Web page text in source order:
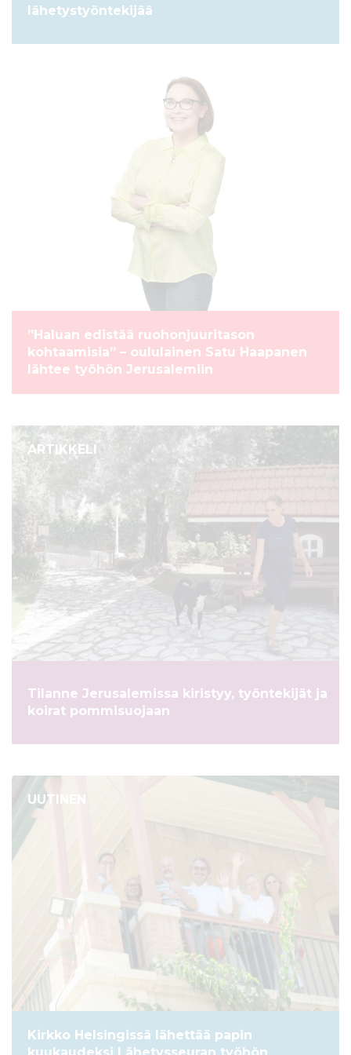
lähetystyöntekijää
”Haluan edistää ruohonjuuritason
kohtaamisia” – oululainen Satu Haapanen
lähtee työhön Jerusalemiin
ARTIKKELI
Tilanne Jerusalemissa kiristyy, työntekijät ja
koirat pommisuojaan
UUTINEN
Kirkko Helsingissä lähettää papin